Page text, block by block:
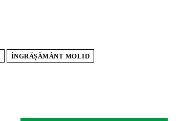
ÎNGRĂȘĂMÂNT MOLID